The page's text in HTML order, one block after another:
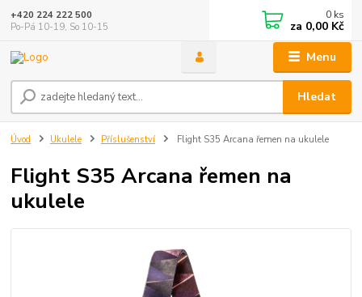
Menu
Hledat
+420 224 222 500
Po-Pá 10-19, So 10-15
0 ks
za 0,00 Kč
Úvod Ukulele Příslušenství Flight S35 Arcana řemen na ukulele
Flight S35 Arcana řemen na
ukulele